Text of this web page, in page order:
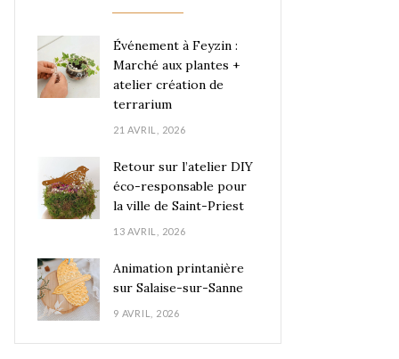
Événement à Feyzin :
Marché aux plantes +
atelier création de
terrarium
21 AVRIL, 2026
Retour sur l’atelier DIY
éco-responsable pour
la ville de Saint-Priest
13 AVRIL, 2026
Animation printanière
sur Salaise-sur-Sanne
9 AVRIL, 2026